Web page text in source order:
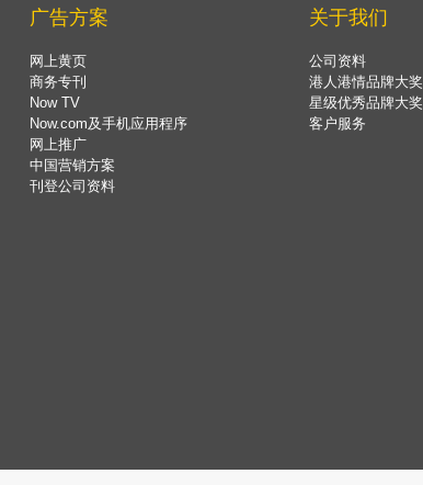
广告方案
网上黄页
商务专刊
Now TV
Now.com及手机应用程序
网上推广
中国营销方案
刊登公司资料
关于我们
公司资料
港人港情品牌大奖
星级优秀品牌大奖
客户服务